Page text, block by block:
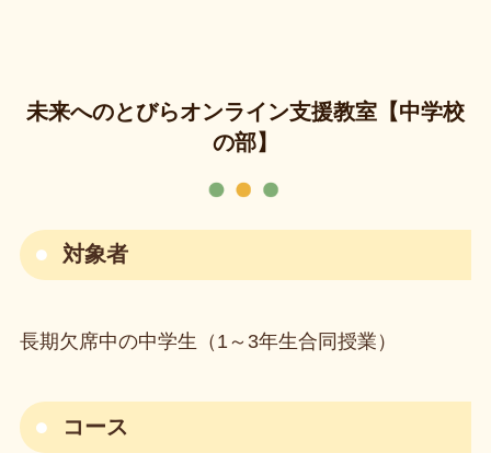
未来へのとびらオンライン支援教室【中学校
の部】
対象者
長期欠席中の中学生（1～3年生合同授業）
コース